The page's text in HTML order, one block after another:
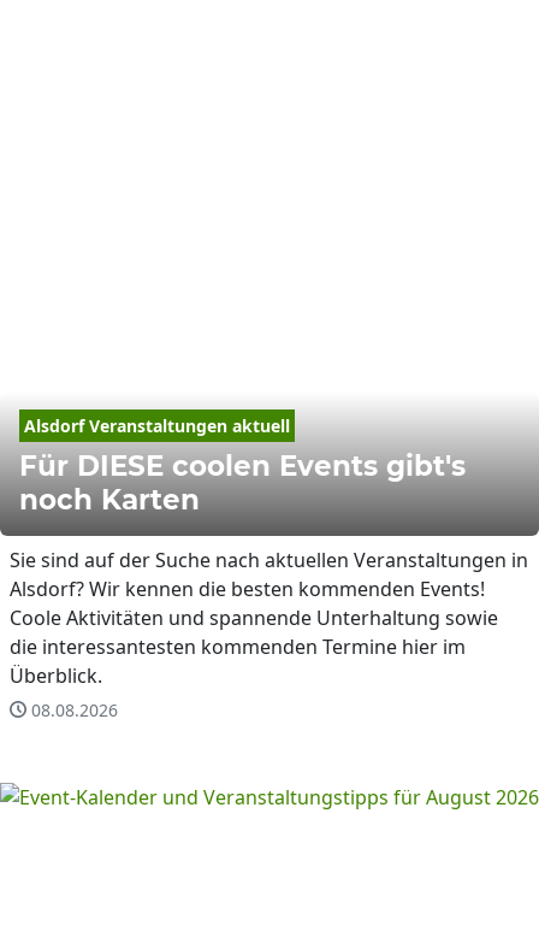
Alsdorf Veranstaltungen aktuell
Für DIESE coolen Events gibt's
noch Karten
Sie sind auf der Suche nach aktuellen Veranstaltungen in
Alsdorf? Wir kennen die besten kommenden Events!
Coole Aktivitäten und spannende Unterhaltung sowie
die interessantesten kommenden Termine hier im
Überblick.
08.08.2026